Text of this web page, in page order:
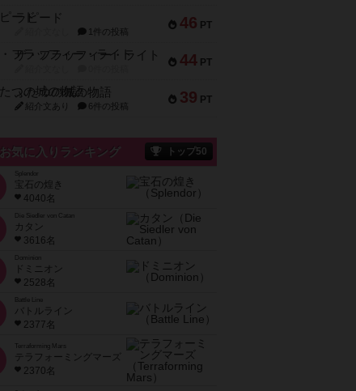
46 PT
ラピード
1件の投稿
44 PT
ザ・フラッフィー・ライト
39 PT
ふたつの城の物語
紹介文あり 6件の投稿
お気に入りランキング トップ50
宝石の煌き
4040名
Die Siedler von Catan
カタン
3616名
ドミニオン
2528名
Battle Line
バトルライン
2377名
Terraforming Mars
テラフォーミングマーズ
2370名